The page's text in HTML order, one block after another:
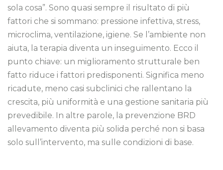
sola cosa”. Sono quasi sempre il risultato di più
fattori che si sommano: pressione infettiva, stress,
microclima, ventilazione, igiene. Se l’ambiente non
aiuta, la terapia diventa un inseguimento. Ecco il
punto chiave: un miglioramento strutturale ben
fatto riduce i fattori predisponenti. Significa meno
ricadute, meno casi subclinici che rallentano la
crescita, più uniformità e una gestione sanitaria più
prevedibile. In altre parole, la prevenzione BRD
allevamento diventa più solida perché non si basa
solo sull’intervento, ma sulle condizioni di base.